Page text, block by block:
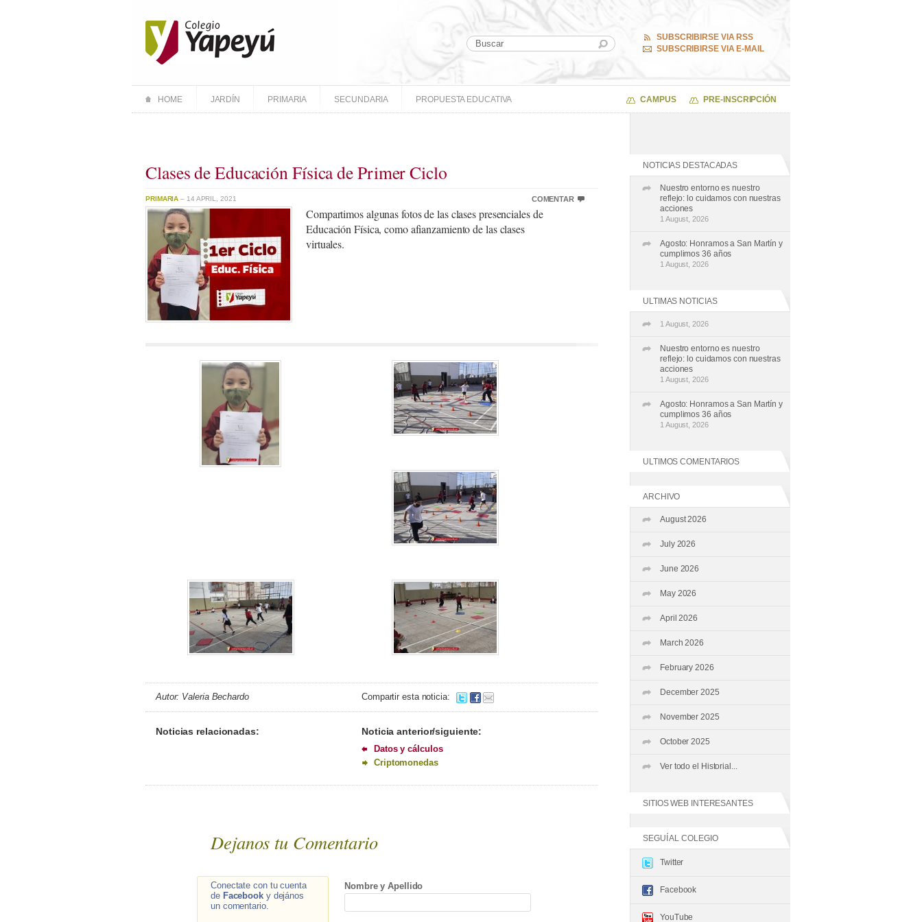
SUBSCRIBIRSE VIA RSS
SUBSCRIBIRSE VIA E-MAIL
HOME JARDÍN PRIMARIA SECUNDARIA PROPUESTA EDUCATIVA CAMPUS PRE-INSCRIPCIÓN
Clases de Educación Física de Primer Ciclo
PRIMARIA – 14 APRIL, 2021 COMENTAR
Compartimos algunas fotos de las clases presenciales de
Educación Física, como afianzamiento de las clases
virtuales.
Autor: Valeria Bechardo Compartir esta noticia:
Noticias relacionadas: Noticia anterior/siguiente:
Datos y cálculos
Criptomonedas
Dejanos tu Comentario
Conectate con tu cuenta
de Facebooky dejános
un comentario.
Nombre y Apellido
NOTICIAS DESTACADAS
Nuestro entorno es nuestro
reflejo: lo cuidamos con nuestras
acciones
1 August, 2026
Agosto: Honramos a San Martín y
cumplimos 36 años
1 August, 2026
ULTIMAS NOTICIAS
1 August, 2026
Nuestro entorno es nuestro
reflejo: lo cuidamos con nuestras
acciones
1 August, 2026
Agosto: Honramos a San Martín y
cumplimos 36 años
1 August, 2026
ULTIMOS COMENTARIOS
ARCHIVO
August 2026
July 2026
June 2026
May 2026
April 2026
March 2026
February 2026
December 2025
November 2025
October 2025
Ver todo el Historial...
SITIOS WEB INTERESANTES
SEGUÍ AL COLEGIO
Twitter
Facebook
YouTube